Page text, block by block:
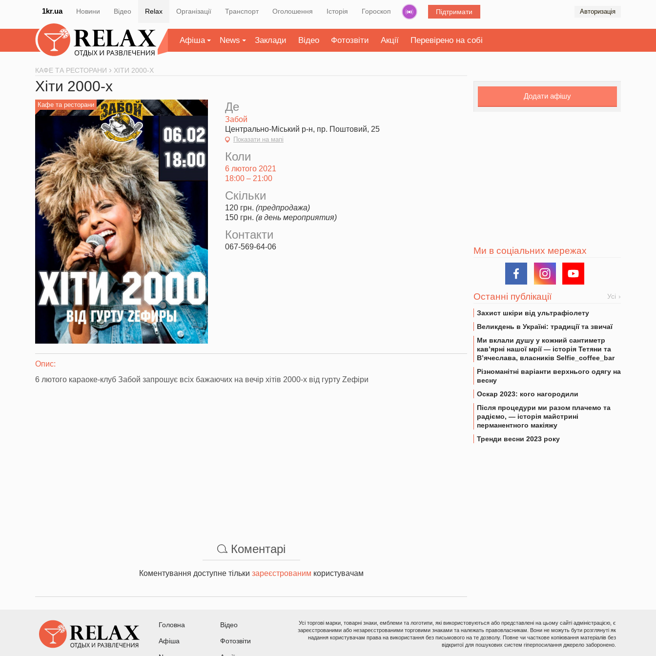
1kr.ua Новини Відео Relax Організації Транспорт Оголошення Історія Гороскоп Підтримати Авторизація
Афіша News Заклади Відео Фотозвіти Акції Перевірено на собі
КАФЕ ТА РЕСТОРАНИ ХІТИ 2000-Х
Хіти 2000-х
Кафе та ресторани Де
Забой
Центрально-Міський р-н, пр. Поштовий, 25
Показати на мапі
Коли
6 лютого 2021
18:00 – 21:00
Скільки
120 грн. (предпродажа)
150 грн. (в день мероприятия)
Контакти
067-569-64-06
Опис:
6 лютого караоке-клуб Забой запрошує всіх бажаючих на вечір хітів 2000-х від гурту Zефіри
Коментарі
Коментування доступне тільки зареєстрованим користувачам
Додати афішу
Ми в соціальних мережах
Останні публікації Усі
Захист шкіри від ультрафіолету
Великдень в Україні: традиції та звичаї
Ми вклали душу у кожний сантиметр
кав’ярні нашої мрії — історія Тетяни та
В’ячеслава, власників Selfie_coffee_bar
Різноманітні варіанти верхнього одягу на
весну
Оскар 2023: кого нагородили
Після процедури ми разом плачемо та
радіємо, — історія майстрині
перманентного макіяжу
Тренди весни 2023 року
Головна
Афіша
Відео
Фотозвіти
Усі торгові марки, товарні знаки, емблеми та логотипи, які використовуються або представлені на цьому сайті адміністрацією, є
зареєстрованими або незареєстрованими торговими знаками та належать правовласникам. Вони не можуть бути розглянуті як
надання користувачам права на використання без письмового на те дозволу. Повне чи часткове копіювання матеріалів без
відкритої для пошукових систем гіперпосилання джерело заборонено.